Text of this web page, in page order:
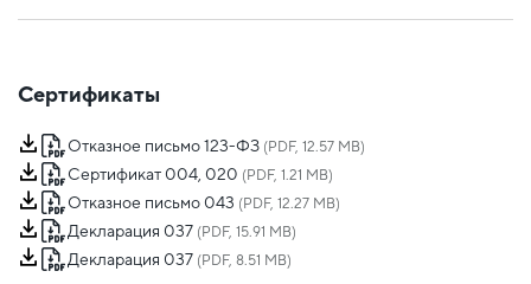
Сертификаты
Отказное письмо 123-ФЗ (PDF, 12.57 MB)
Сертификат 004, 020 (PDF, 1.21 MB)
Отказное письмо 043 (PDF, 12.27 MB)
Декларация 037 (PDF, 15.91 MB)
Декларация 037 (PDF, 8.51 MB)